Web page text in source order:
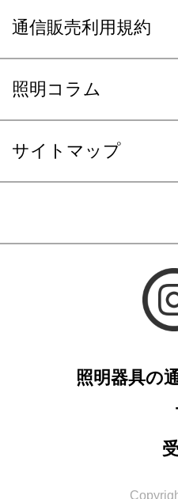
通信販売利用規約
照明コラム
サイトマップ
照明器具の